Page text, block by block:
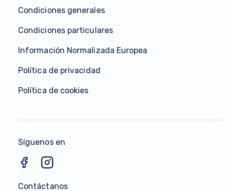
Condiciones generales
Condiciones particulares
Información Normalizada Europea
Política de privacidad
Política de cookies
Síguenos en
Contáctanos